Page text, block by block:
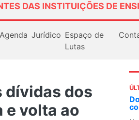
DAS INSTITUIÇÕES DE
Agenda Jurídico Espaço de
Lutas
dívidas dos
e volta ao